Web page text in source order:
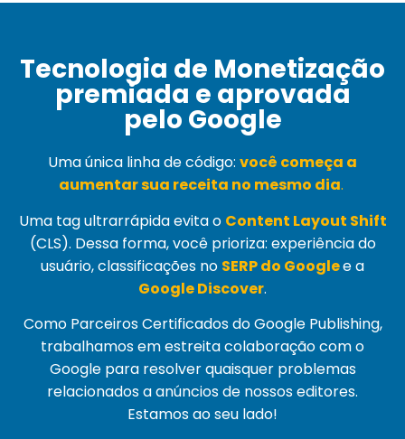
Tecnologia de Monetização
premiada e aprovada
pelo Google
Uma única linha de código: você começa a
aumentar sua receita no mesmo dia.
Uma tag ultrarrápida evita o Content Layout Shift
(CLS). Dessa forma, você prioriza: experiência do
usuário, classificações no SERP do Googlee a
Google Discover.
Como Parceiros Certificados do Google Publishing,
trabalhamos em estreita colaboração com o
Google para resolver quaisquer problemas
relacionados a anúncios de nossos editores.
Estamos ao seu lado!